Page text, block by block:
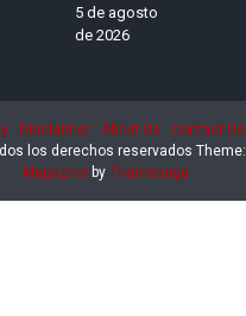
5 de agosto
de 2026
Disclaimer About Us
Contact Us
los derechos reservados Theme:
Magazine by Themesaga